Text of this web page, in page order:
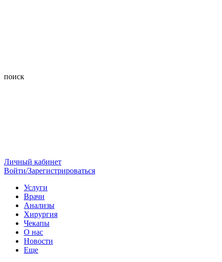
поиск
Личный кабинет
Войти/Зарегистрироваться
Услуги
Врачи
Анализы
Хирургия
Чекапы
О нас
Новости
Еще